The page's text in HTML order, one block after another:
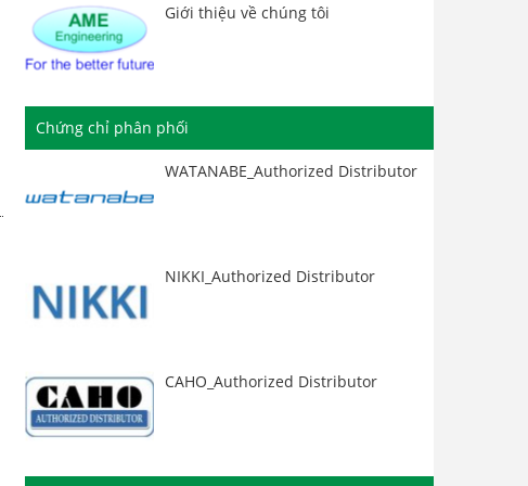
Giới thiệu về chúng tôi
Chứng chỉ phân phối
WATANABE_Authorized Distributor
NIKKI_Authorized Distributor
CAHO_Authorized Distributor